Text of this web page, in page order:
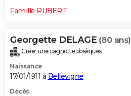
Famille PUBERT
Georgette DELAGE (80 ans)
Créer une cagnotte obsèques
Naissance
17/01/1911 à Bellevigne
Décès